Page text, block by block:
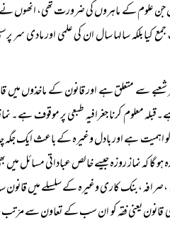
جن جن علوم کے ماہروں کی ضرورت تھی،
بلکہ سالہا سال ان کی علمی اور مادی سر
شعبے سے متعلق ہے اور قانون کے ماخذوں
معلوم کرنا جغرافیہ طبعی پر موقوف
ہے اور بادل وغیرہ کے باعث ایک جگہ
کہ نماز روزہ جیسے خالص عباداتی مسائل
،بنک کاری وغیرہ کے سلسلے میں قانون
قانون یعنی فقہ کو ان سب کے تعاون سے